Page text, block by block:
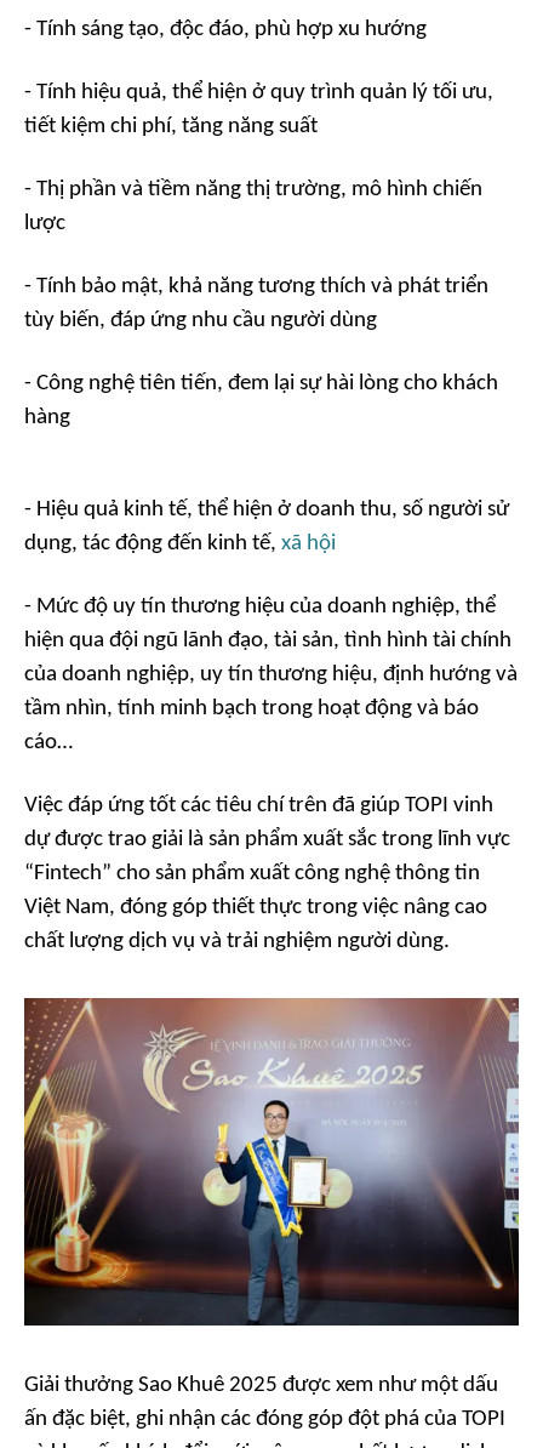
- Tính sáng tạo, độc đáo, phù hợp xu hướng
- Tính hiệu quả, thể hiện ở quy trình quản lý tối ưu,
tiết kiệm chi phí, tăng năng suất
- Thị phần và tiềm năng thị trường, mô hình chiến
lược
- Tính bảo mật, khả năng tương thích và phát triển
tùy biến, đáp ứng nhu cầu người dùng
- Công nghệ tiên tiến, đem lại sự hài lòng cho khách
hàng
- Hiệu quả kinh tế, thể hiện ở doanh thu, số người sử
dụng, tác động đến kinh tế, xã hội
- Mức độ uy tín thương hiệu của doanh nghiệp, thể
hiện qua đội ngũ lãnh đạo, tài sản, tình hình tài chính
của doanh nghiệp, uy tín thương hiệu, định hướng và
tầm nhìn, tính minh bạch trong hoạt động và báo
cáo…
Việc đáp ứng tốt các tiêu chí trên đã giúp TOPI vinh
dự được trao giải là sản phẩm xuất sắc trong lĩnh vực
“Fintech” cho sản phẩm xuất công nghệ thông tin
Việt Nam, đóng góp thiết thực trong việc nâng cao
chất lượng dịch vụ và trải nghiệm người dùng.
Giải thưởng Sao Khuê 2025 được xem như một dấu
ấn đặc biệt, ghi nhận các đóng góp đột phá của TOPI